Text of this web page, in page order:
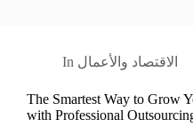
In الاقتصاد والأعمال
The Smartest Way to Grow
with Professional